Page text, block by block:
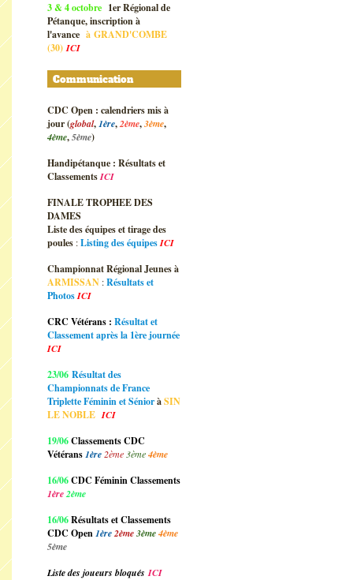
3 & 4 octobre 1er Régional de
Pétanque, inscription à
l'avance à GRAND'COMBE
(30) ICI
Communication
CDC Open : calendriers mis à
jour (global,1ère,2ème,3ème,
4ème,5ème)
Handipétanque : Résultats et
ClassementsICI
FINALE TROPHEE DES
DAMES
Liste des équipes et tirage des
poules :Listing des équipesICI
Championnat Régional Jeunes à
ARMISSAN :Résultats et
PhotosICI
CRC Vétérans : Résultat et
Classement après la 1ère journée
ICI
23/06 Résultat des
Championnats de France
Triplette Féminin et SénioràSIN
LE NOBLEICI
19/06Classements CDC
Vétérans1ère 2ème 3ème4ème
16/06CDC Féminin Classements
1ère2ème
16/06Résultats et Classements
CDC Open1ère2ème3ème4ème
5ème
Liste des joueurs bloqués ICI